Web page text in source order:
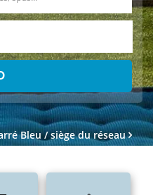
Bleu / siège du réseau